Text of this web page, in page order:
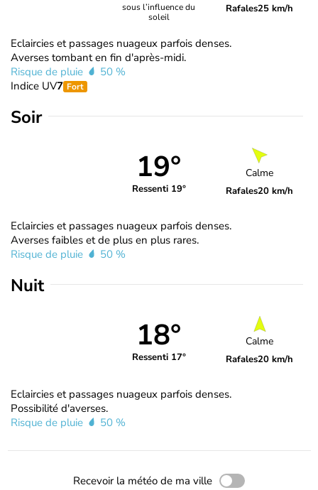
sous l’influence du
soleil
Rafales25 km/h
Eclaircies et passages nuageux parfois denses.
Averses tombant en fin d'après-midi.
Risque de pluie
50 %
Indice UV7 Fort
Soir
19°
Ressenti 19°
Calme
Rafales20 km/h
Eclaircies et passages nuageux parfois denses.
Averses faibles et de plus en plus rares.
Risque de pluie
50 %
Nuit
18°
Ressenti 17°
Calme
Rafales20 km/h
Eclaircies et passages nuageux parfois denses.
Possibilité d'averses.
Risque de pluie
50 %
Recevoir la météo de ma ville